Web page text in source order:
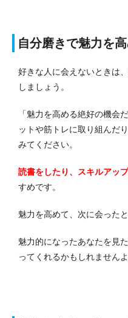
自分磨きで魅力を
好きな人に会えないときは
しましょう。
「魅力を高める絶好の機会
ットや筋トレに取り組んだ
みてください。
読書をしたり、スキルアッ
すめです。
魅力を高めて、次に会った
魅力的になったあなたを見
ってくれるかもしれませんよ